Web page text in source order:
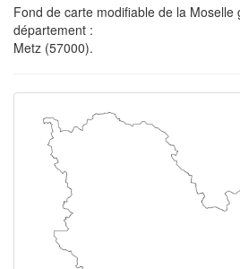
Fond de carte modifiable de la
département :
Metz (57000).